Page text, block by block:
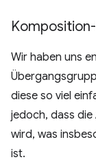
Wir haben uns
diese so viel
jedoch, dass
wird, was
ist.